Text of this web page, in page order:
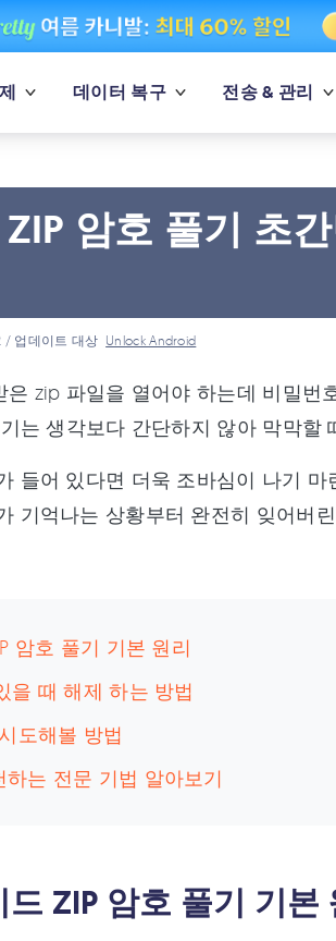
데이터 복구 전송 & 관리
암호 풀기 초
/ 업데이트 대상 Unlock Android
zip 파일을 열어야 하는데 비밀
는 생각보다 간단하지 않아 막막할
들어 있다면 더욱 조바심이 나기
기억나는 상황부터 완전히 잊어버
암호 풀기 기본 원리
을 때 해제 하는 방법
도해볼 방법
는 전문 기법 알아보기
ZIP 암호 풀기 기본